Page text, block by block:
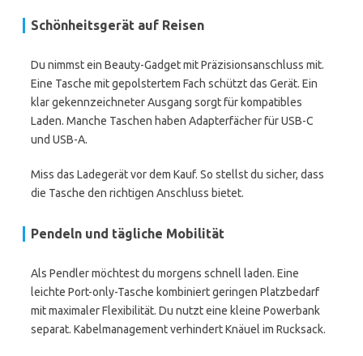
Schönheitsgerät auf Reisen
Du nimmst ein Beauty-Gadget mit Präzisionsanschluss mit.
Eine Tasche mit gepolstertem Fach schützt das Gerät. Ein
klar gekennzeichneter Ausgang sorgt für kompatibles
Laden. Manche Taschen haben Adapterfächer für USB-C
und USB-A.
Miss das Ladegerät vor dem Kauf. So stellst du sicher, dass
die Tasche den richtigen Anschluss bietet.
Pendeln und tägliche Mobilität
Als Pendler möchtest du morgens schnell laden. Eine
leichte Port-only-Tasche kombiniert geringen Platzbedarf
mit maximaler Flexibilität. Du nutzt eine kleine Powerbank
separat. Kabelmanagement verhindert Knäuel im Rucksack.